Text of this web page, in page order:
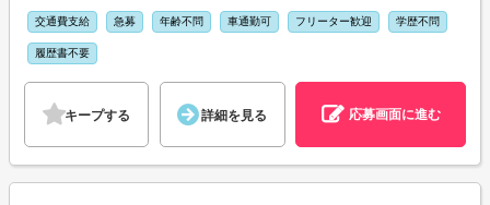
交通費支給 急募 年齢不問 車通勤可 フリーター歓迎 学歴不問
履歴書不要
キープする 詳細を見る 応募画面に進む